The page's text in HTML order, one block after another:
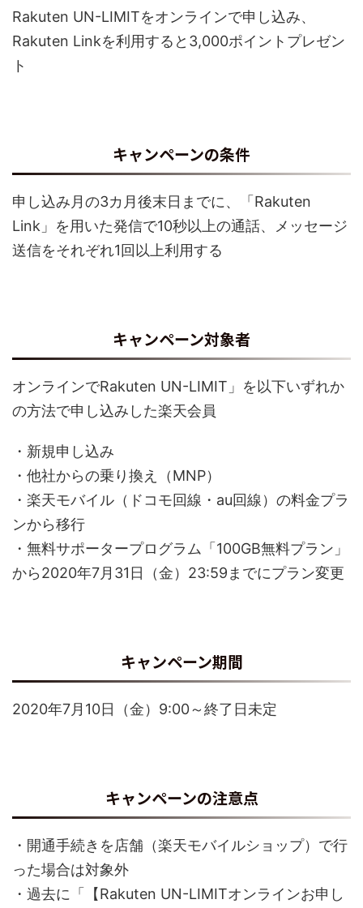
Rakuten UN-LIMITをオンラインで申し込み、
Rakuten Linkを利用すると3,000ポイントプレゼン
ト
キャンペーンの条件
申し込み月の3カ月後末日までに、「Rakuten
Link」を用いた発信で10秒以上の通話、メッセージ
送信をそれぞれ1回以上利用する
キャンペーン対象者
オンラインでRakuten UN-LIMIT」を以下いずれか
の方法で申し込みした楽天会員
・新規申し込み
・他社からの乗り換え（MNP）
・楽天モバイル（ドコモ回線・au回線）の料金プラ
ンから移行
・無料サポータープログラム「100GB無料プラン」
から2020年7月31日（金）23:59までにプラン変更
キャンペーン期間
2020年7月10日（金）9:00～終了日未定
キャンペーンの注意点
・開通手続きを店舗（楽天モバイルショップ）で行
った場合は対象外
・過去に「【Rakuten UN-LIMITオンラインお申し